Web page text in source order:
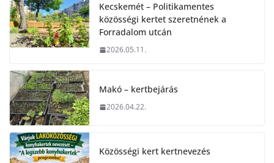
Kecskemét – Politikamentes
közösségi kertet szeretnének a
Forradalom utcán
2026.05.11.
Makó – kertbejárás
2026.04.22.
Közösségi kert kertnevezés